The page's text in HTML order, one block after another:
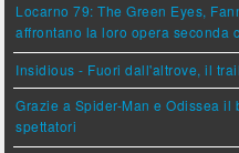
Locarno 79: The Green Eyes,
affrontano la loro opera seconda
Insidious - Fuori dall'altrove, il
Grazie a Spider-Man e Odissea
spettatori